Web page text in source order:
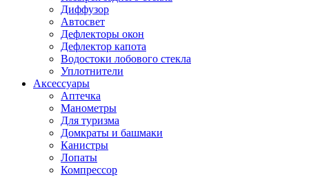
Диффузор
Автосвет
Дефлекторы окон
Дефлектор капота
Водостоки лобового стекла
Уплотнители
Аксессуары
Аптечка
Манометры
Для туризма
Домкраты и башмаки
Канистры
Лопаты
Компрессор